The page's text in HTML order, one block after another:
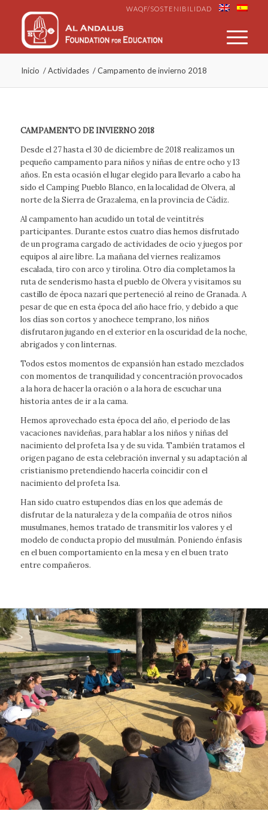
WAQF/SOSTENIBILIDAD
Inicio / Actividades / Campamento de invierno 2018
CAMPAMENTO DE INVIERNO 2018
Desde el 27 hasta el 30 de diciembre de 2018 realizamos un
pequeño campamento para niños y niñas de entre ocho y 13
años. En esta ocasión el lugar elegido para llevarlo a cabo ha
sido el Camping Pueblo Blanco, en la localidad de Olvera, al
norte de la Sierra de Grazalema, en la provincia de Cádiz.
Al campamento han acudido un total de veintitrés
participantes. Durante estos cuatro días hemos disfrutado
de un programa cargado de actividades de ocio y juegos por
equipos al aire libre. La mañana del viernes realizamos
escalada, tiro con arco y tirolina. Otro día completamos la
ruta de senderismo hasta el pueblo de Olvera y visitamos su
castillo de época nazarí que perteneció al reino de Granada. A
pesar de que en esta época del año hace frío, y debido a que
los días son cortos y anochece temprano, los niños
disfrutaron jugando en el exterior en la oscuridad de la noche,
abrigados y con linternas.
Todos estos momentos de expansión han estado mezclados
con momentos de tranquilidad y concentración provocados
a la hora de hacer la oración o a la hora de escuchar una
historia antes de ir a la cama.
Hemos aprovechado esta época del año, el periodo de las
vacaciones navideñas, para hablar a los niños y niñas del
nacimiento del profeta Isa y de su vida. También tratamos el
origen pagano de esta celebración invernal y su adaptación al
cristianismo pretendiendo hacerla coincidir con el
nacimiento del profeta Isa.
Han sido cuatro estupendos días en los que además de
disfrutar de la naturaleza y de la compañía de otros niños
musulmanes, hemos tratado de transmitir los valores y el
modelo de conducta propio del musulmán. Poniendo énfasis
en el buen comportamiento en la mesa y en el buen trato
entre compañeros.